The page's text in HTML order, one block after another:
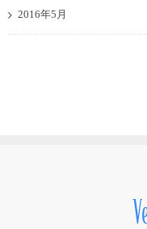
2016年5月